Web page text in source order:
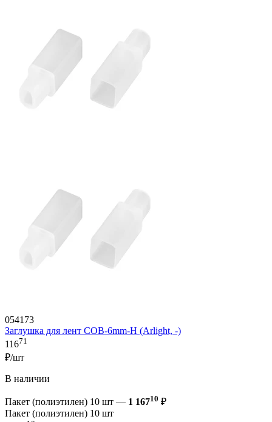
054173
Заглушка для лент COB-6mm-H (Arlight, -)
11671
₽/шт
В наличии
Пакет (полиэтилен) 10 шт — 1 16710 ₽
Пакет (полиэтилен) 10 шт